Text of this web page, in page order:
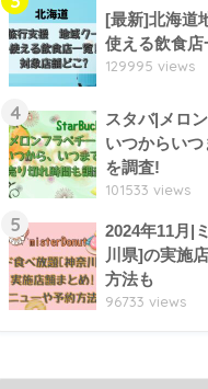
[最新]北海道
使える飲食
129995 views
4
スタバ|メロ
いつからい
を調査!
101533 views
5
2024年11月|
川県]の実施
方法も
96733 views